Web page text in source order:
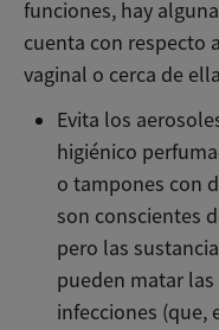
funciones, hay
cuenta con respecto
vaginal o cerca de
Evita los
higiénico
o tampones con
son conscientes
pero las
pueden matar
infecciones (que,